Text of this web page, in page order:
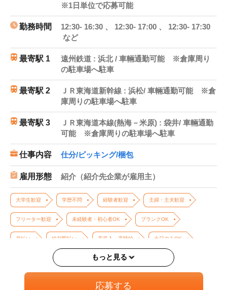
※1日単位で応募可能
勤務時間
12:30- 16:30 、 12:30- 17:00 、 12:30- 17:30
など
最寄駅 1
遠州鉄道 : 浜北 / 車輛通勤可能 ※倉庫周り
の駐車場へ駐車
最寄駅 2
ＪＲ東海道新幹線 : 浜松/ 車輛通勤可能 ※倉
庫周りの駐車場へ駐車
最寄駅 3
ＪＲ東海道本線(熱海－米原) : 袋井/ 車輛通勤
可能 ※倉庫周りの駐車場へ駐車
仕事内容 仕分/ピッキング/梱包
雇用形態 紹介（紹介先企業が雇用主）
大学生歓迎 学歴不問 経験者歓迎 主婦・主夫歓迎
フリーター歓迎 未経験者・初心者OK ブランクOK
月払い 給与即払い 高収入・高時給 土日のみOK
平日のみOK（土日祝休み） 単発・1日OK バイク・車通勤OK
もっと見る
応募する